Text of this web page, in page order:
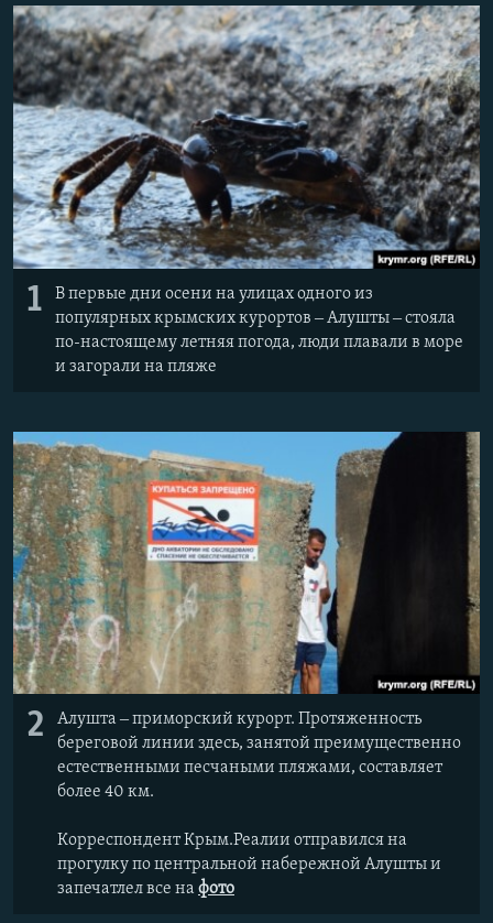
ПОБЕДИТЕЛЕЙ НЕ СУДЯТ?
КРЫМ.НЕПОКОРЕННЫЙ
ELIFBE
УКРАИНСКАЯ ПРОБЛЕМА КРЫМА
ПРИСОЕДИНЯЙТЕСЬ!
Все сайты RFE/RL
1
В первые дни осени на улицах одного из
популярных крымских курортов ‒ Алушты ‒ стояла
по-настоящему летняя погода, люди плавали в море
и загорали на пляже
2
Алушта ‒ приморский курорт. Протяженность
береговой линии здесь, занятой преимущественно
естественными песчаными пляжами, составляет
более 40 км.
Корреспондент Крым.Реалии отправился на
прогулку по центральной набережной Алушты и
запечатлел все на фото